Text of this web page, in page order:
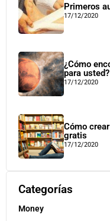
Primeros
17/12/2020
¿Cómo
para usted?
17/12/2020
Cómo
gratis
17/12/2020
Categorías
Money